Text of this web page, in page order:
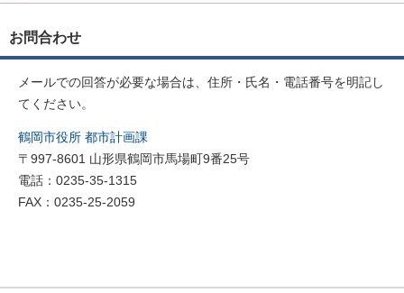
お問合わせ
メールでの回答が必要な場合は、住所・氏名・電話番号を明記し
てください。
鶴岡市役所 都市計画課
〒997-8601 山形県鶴岡市馬場町9番25号
電話：0235-35-1315
FAX：0235-25-2059